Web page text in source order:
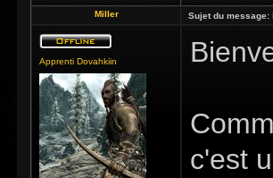
Miller Sujet du message:
Apprenti Dovahkiin
c'est